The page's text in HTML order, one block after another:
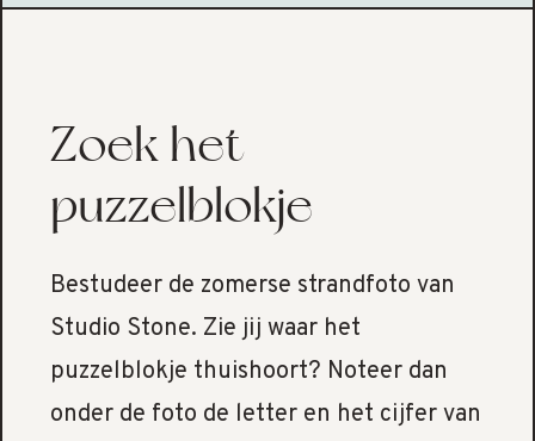
Zoek het
puzzelblokje
Bestudeer de zomerse strandfoto van
Studio Stone. Zie jij waar het
puzzelblokje thuishoort? Noteer dan
onder de foto de letter en het cijfer van